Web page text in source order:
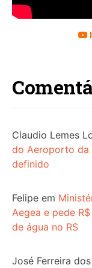
Claudio Lemes
do Aeroporto da
definido
Felipe em
Aegea e pede
de água no RS
José Ferreira